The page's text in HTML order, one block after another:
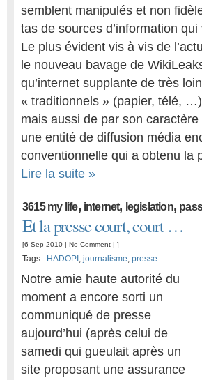
semblent manipulés et non
tas de sources d’information
Le plus évident vis à vis de
le nouveau bavage de
qu’internet supplante de très
« traditionnels » (papier, télé,
mais aussi de par son caractère
une entité de diffusion média
conventionnelle qui a obtenu la
Lire la suite »
3615 my life, internet, legislation,
Et la presse court, court …
[6 Sep 2010 | No Comment | ]
Tags : HADOPI , journalisme, presse
Notre amie haute autorité du
moment a encore sorti un
communiqué de presse
aujourd’hui (après celui de
samedi qui gueulait après un
site proposant une assurance